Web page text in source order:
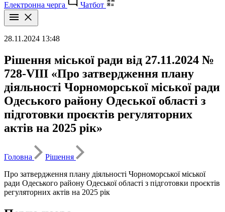
Електронна черга
Чатбот
28.11.2024 13:48
Рішення міської ради від 27.11.2024 №
728-VIII «Про затвердження плану
діяльності Чорноморської міської ради
Одеського району Одеської області з
підготовки проєктів регуляторних
актів на 2025 рік»
Головна
Рішення
Про затвердження плану діяльності Чорноморської міської
ради Одеського району Одеської області з підготовки проєктів
регуляторних актів на 2025 рік